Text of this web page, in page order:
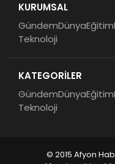
KURUMSAL
GündemDünyaEğitim
Teknoloji
KATEGORİLER
GündemDünyaEğitim
Teknoloji
© 2015 Afyon